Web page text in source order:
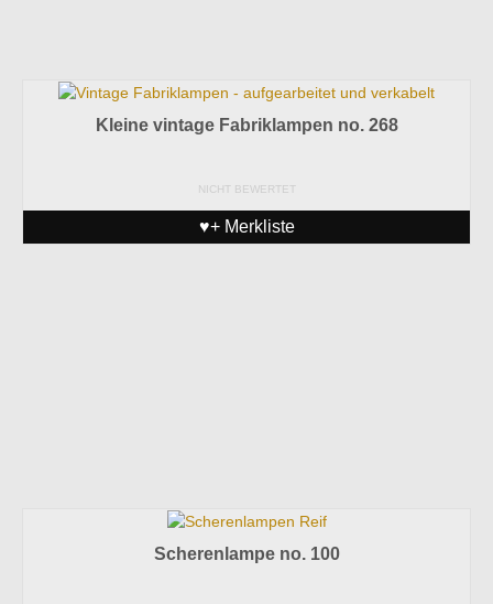
Kleine vintage Fabriklampen no. 268
NICHT BEWERTET
♥+ Merkliste
Scherenlampe no. 100